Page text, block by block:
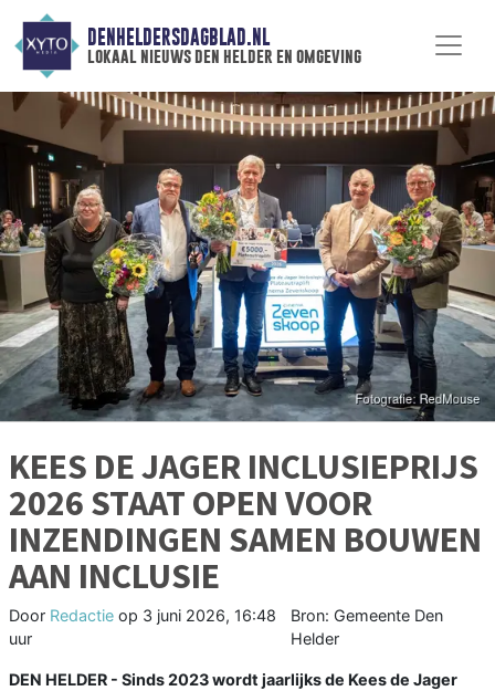
DENHELDERSDAGBLAD.NL
lokaal nieuws den helder en omgeving
KEES DE JAGER INCLUSIEPRIJS
2026 STAAT OPEN VOOR
INZENDINGEN SAMEN BOUWEN
AAN INCLUSIE
Door Redactie op 3 juni 2026, 16:48
uur
Bron: Gemeente Den
Helder
DEN HELDER - Sinds 2023 wordt jaarlijks de Kees de Jager